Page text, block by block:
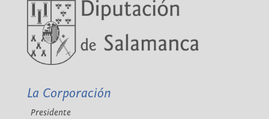
La Corporación
Presidente